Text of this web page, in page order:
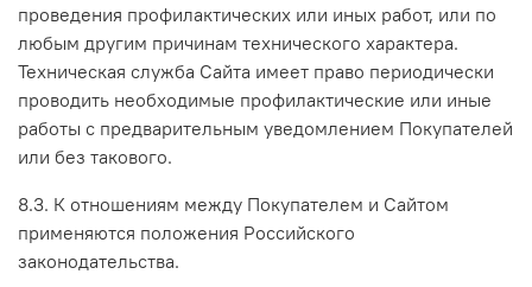
проведения профилактических или иных работ, или по
любым другим причинам технического характера.
Техническая служба Сайта имеет право периодически
проводить необходимые профилактические или иные
работы с предварительным уведомлением Покупателей
или без такового.
8.3. К отношениям между Покупателем и Сайтом
применяются положения Российского
законодательства.